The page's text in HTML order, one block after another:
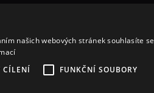
našich webových stránek souhlasíte se
CÍLENÍ
FUNKČNÍ SOUBORY